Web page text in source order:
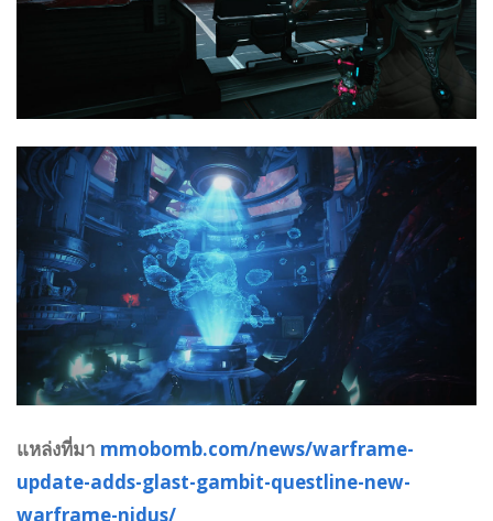
แหล่งที่มา mmobomb.com/news/warframe-
update-adds-glast-gambit-questline-new-
warframe-nidus/